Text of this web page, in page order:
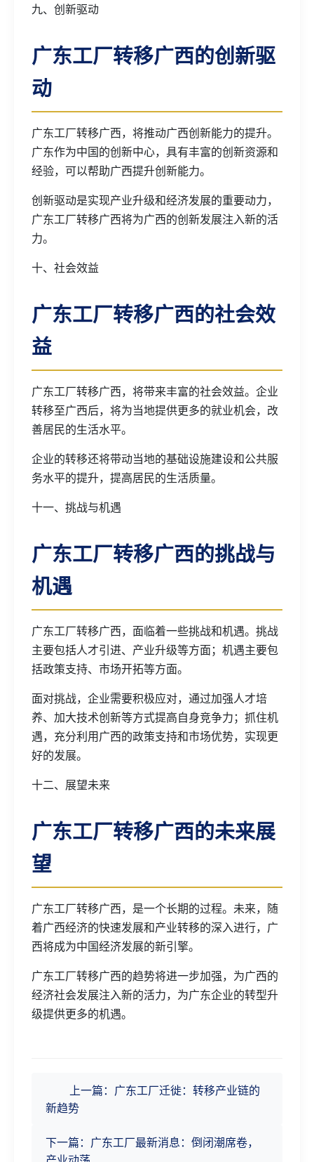
九、创新驱动
广东工厂转移广西的创新驱
动
广东工厂转移广西，将推动广西创新能力的提升。
广东作为中国的创新中心，具有丰富的创新资源和
经验，可以帮助广西提升创新能力。
创新驱动是实现产业升级和经济发展的重要动力，
广东工厂转移广西将为广西的创新发展注入新的活
力。
十、社会效益
广东工厂转移广西的社会效
益
广东工厂转移广西，将带来丰富的社会效益。企业
转移至广西后，将为当地提供更多的就业机会，改
善居民的生活水平。
企业的转移还将带动当地的基础设施建设和公共服
务水平的提升，提高居民的生活质量。
十一、挑战与机遇
广东工厂转移广西的挑战与
机遇
广东工厂转移广西，面临着一些挑战和机遇。挑战
主要包括人才引进、产业升级等方面；机遇主要包
括政策支持、市场开拓等方面。
面对挑战，企业需要积极应对，通过加强人才培
养、加大技术创新等方式提高自身竞争力；抓住机
遇，充分利用广西的政策支持和市场优势，实现更
好的发展。
十二、展望未来
广东工厂转移广西的未来展
望
广东工厂转移广西，是一个长期的过程。未来，随
着广西经济的快速发展和产业转移的深入进行，广
西将成为中国经济发展的新引擎。
广东工厂转移广西的趋势将进一步加强，为广西的
经济社会发展注入新的活力，为广东企业的转型升
级提供更多的机遇。
上一篇：广东工厂迁徙：转移产业链的
新趋势
下一篇：广东工厂最新消息：倒闭潮席卷，